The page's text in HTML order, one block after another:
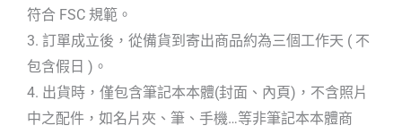
符合 FSC 規範。
3. 訂單成立後，從備貨到寄出商品約為三個工作天 ( 不
包含假日 )。
4. 出貨時，僅包含筆記本本體(封面、內頁)，不含照片
中之配件，如名片夾、筆、手機…等非筆記本本體商